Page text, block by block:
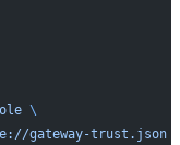
\
gateway-trust.json